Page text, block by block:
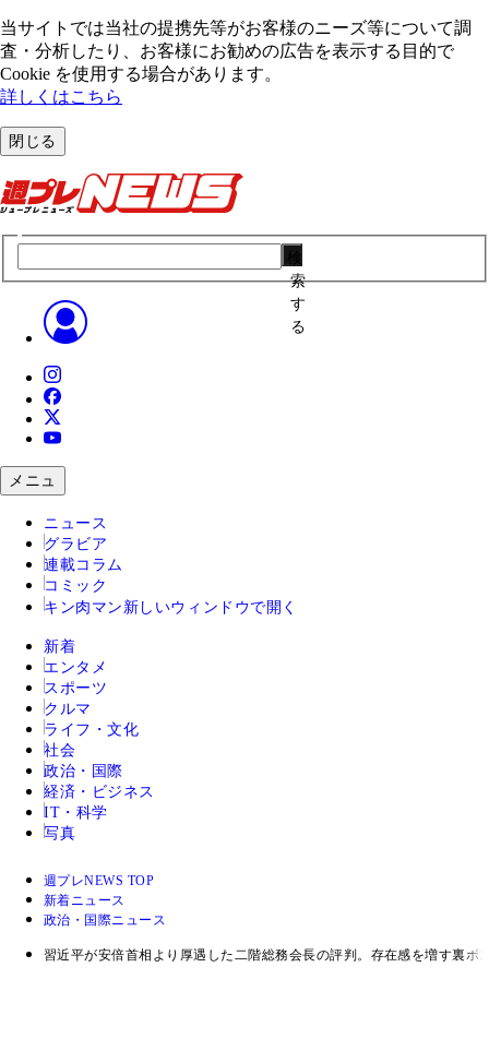
当サイトでは当社の提携先等がお客様のニーズ等について調
査・分析したり、お客様にお勧めの広告を表⽰する⽬的で
Cookie を使⽤する場合があります。
詳しくはこちら
閉じる
索
す
る
メニュ
ニュース
グラビア
連載コラム
コミック
キン肉マン 新しいウィンドウで開く
新着
エンタメ
スポーツ
クルマ
ライフ・文化
社会
政治・国際
経済・ビジネス
IT・科学
写真
週プレNEWS TOP
新着ニュース
政治・国際ニュース
習近平が安倍首相より厚遇した二階総務会長の評判。存在感を増す裏ボ